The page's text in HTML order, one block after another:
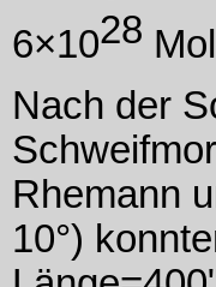
6×1028
Nach der
Rhemann
10°)